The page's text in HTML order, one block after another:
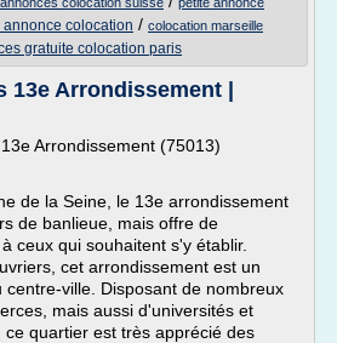
annonce colocation / colocation marseille
gratuite colocation paris
Arrondissement |
Arrondissement (75013)
de la Seine, le 13e arrondissement
de banlieue, mais offre de
ceux qui souhaitent s'y établir.
cet arrondissement est un
centre-ville. Disposant de nombreux
mais aussi d'universités et
ce quartier est très apprécié des